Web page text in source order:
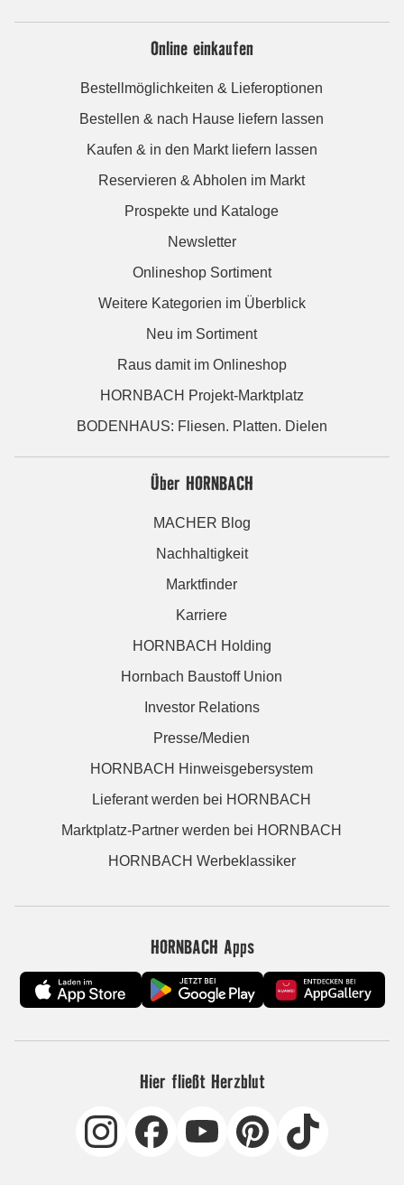
Online einkaufen
Bestellmöglichkeiten & Lieferoptionen
Bestellen & nach Hause liefern lassen
Kaufen & in den Markt liefern lassen
Reservieren & Abholen im Markt
Prospekte und Kataloge
Newsletter
Onlineshop Sortiment
Weitere Kategorien im Überblick
Neu im Sortiment
Raus damit im Onlineshop
HORNBACH Projekt-Marktplatz
BODENHAUS: Fliesen. Platten. Dielen
Über HORNBACH
MACHER Blog
Nachhaltigkeit
Marktfinder
Karriere
HORNBACH Holding
Hornbach Baustoff Union
Investor Relations
Presse/Medien
HORNBACH Hinweisgebersystem
Lieferant werden bei HORNBACH
Marktplatz-Partner werden bei HORNBACH
HORNBACH Werbeklassiker
HORNBACH Apps
Hier fließt Herzblut